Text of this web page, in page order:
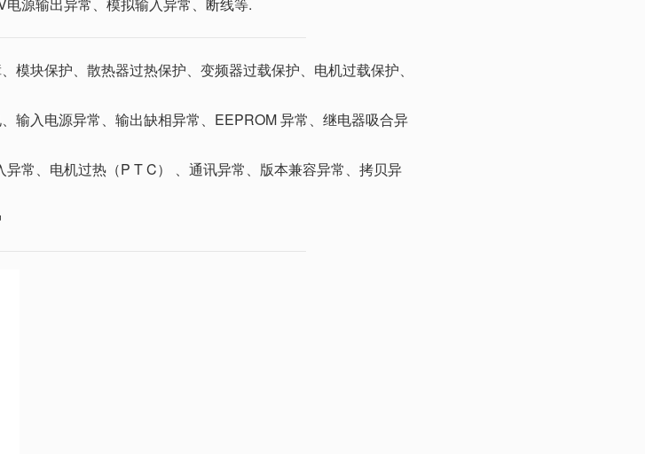
源输出异常、模拟输入异常、断线等.
块保护、散热器过热保护、变频器过载保护、电机过载保护、
输入电源异常、输出缺相异常、EEPROM 异常、继电器吸合异
常、电机过热（P T C） 、通讯异常、版本兼容异常、拷贝异